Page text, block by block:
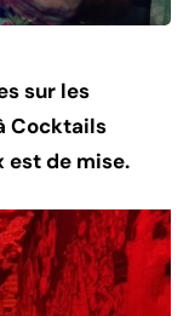
sur les
Cocktails
est de mise.